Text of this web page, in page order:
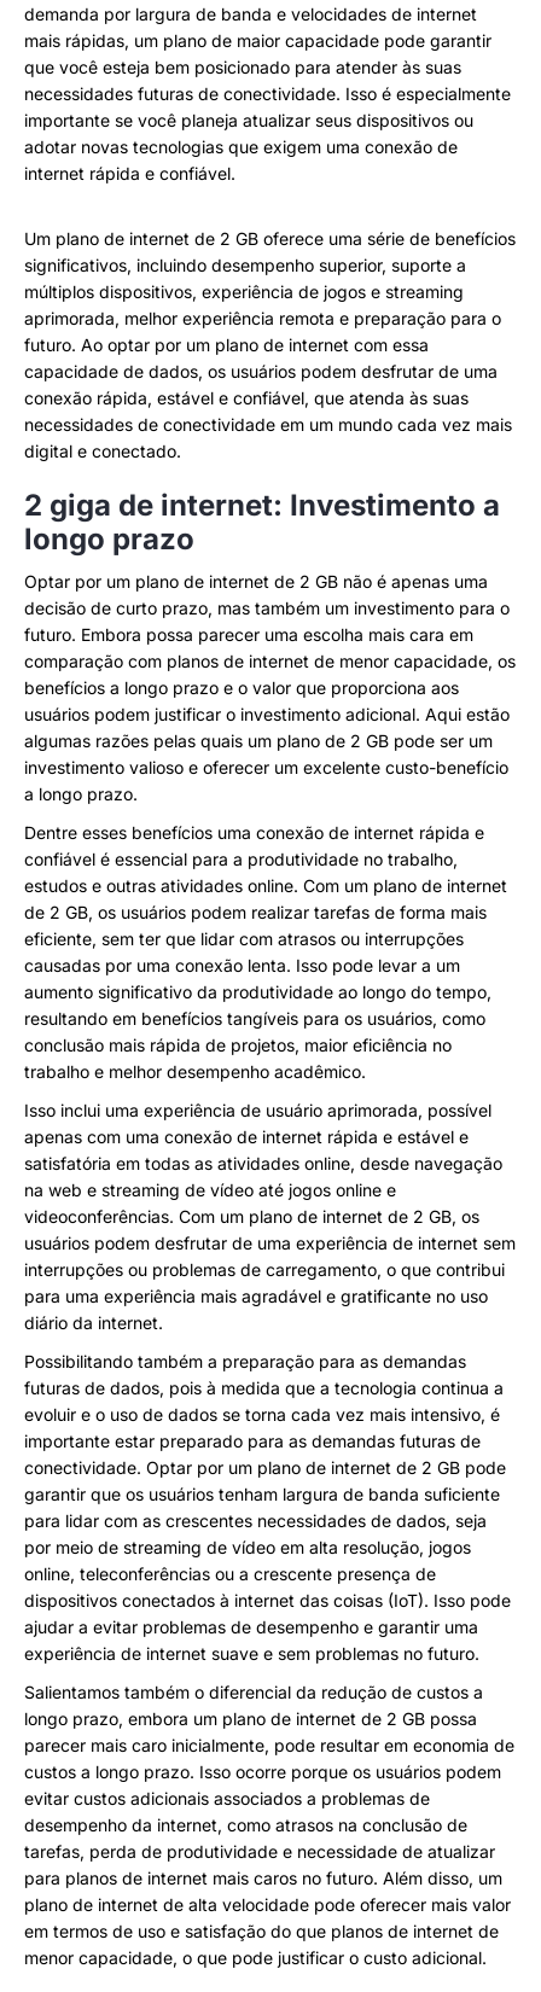
demanda por largura de banda e velocidades de internet
mais rápidas, um plano de maior capacidade pode garantir
que você esteja bem posicionado para atender às suas
necessidades futuras de conectividade. Isso é especialmente
importante se você planeja atualizar seus dispositivos ou
adotar novas tecnologias que exigem uma conexão de
internet rápida e confiável.
Um plano de internet de 2 GB oferece uma série de benefícios
significativos, incluindo desempenho superior, suporte a
múltiplos dispositivos, experiência de jogos e streaming
aprimorada, melhor experiência remota e preparação para o
futuro. Ao optar por um plano de internet com essa
capacidade de dados, os usuários podem desfrutar de uma
conexão rápida, estável e confiável, que atenda às suas
necessidades de conectividade em um mundo cada vez mais
digital e conectado.
2 giga de internet: Investimento a
longo prazo
Optar por um plano de internet de 2 GB não é apenas uma
decisão de curto prazo, mas também um investimento para o
futuro. Embora possa parecer uma escolha mais cara em
comparação com planos de internet de menor capacidade, os
benefícios a longo prazo e o valor que proporciona aos
usuários podem justificar o investimento adicional. Aqui estão
algumas razões pelas quais um plano de 2 GB pode ser um
investimento valioso e oferecer um excelente custo-benefício
a longo prazo.
Dentre esses benefícios uma conexão de internet rápida e
confiável é essencial para a produtividade no trabalho,
estudos e outras atividades online. Com um plano de internet
de 2 GB, os usuários podem realizar tarefas de forma mais
eficiente, sem ter que lidar com atrasos ou interrupções
causadas por uma conexão lenta. Isso pode levar a um
aumento significativo da produtividade ao longo do tempo,
resultando em benefícios tangíveis para os usuários, como
conclusão mais rápida de projetos, maior eficiência no
trabalho e melhor desempenho acadêmico.
Isso inclui uma experiência de usuário aprimorada, possível
apenas com uma conexão de internet rápida e estável e
satisfatória em todas as atividades online, desde navegação
na web e streaming de vídeo até jogos online e
videoconferências. Com um plano de internet de 2 GB, os
usuários podem desfrutar de uma experiência de internet sem
interrupções ou problemas de carregamento, o que contribui
para uma experiência mais agradável e gratificante no uso
diário da internet.
Possibilitando também a preparação para as demandas
futuras de dados, pois à medida que a tecnologia continua a
evoluir e o uso de dados se torna cada vez mais intensivo, é
importante estar preparado para as demandas futuras de
conectividade. Optar por um plano de internet de 2 GB pode
garantir que os usuários tenham largura de banda suficiente
para lidar com as crescentes necessidades de dados, seja
por meio de streaming de vídeo em alta resolução, jogos
online, teleconferências ou a crescente presença de
dispositivos conectados à internet das coisas (IoT). Isso pode
ajudar a evitar problemas de desempenho e garantir uma
experiência de internet suave e sem problemas no futuro.
Salientamos também o diferencial da redução de custos a
longo prazo, embora um plano de internet de 2 GB possa
parecer mais caro inicialmente, pode resultar em economia de
custos a longo prazo. Isso ocorre porque os usuários podem
evitar custos adicionais associados a problemas de
desempenho da internet, como atrasos na conclusão de
tarefas, perda de produtividade e necessidade de atualizar
para planos de internet mais caros no futuro. Além disso, um
plano de internet de alta velocidade pode oferecer mais valor
em termos de uso e satisfação do que planos de internet de
menor capacidade, o que pode justificar o custo adicional.